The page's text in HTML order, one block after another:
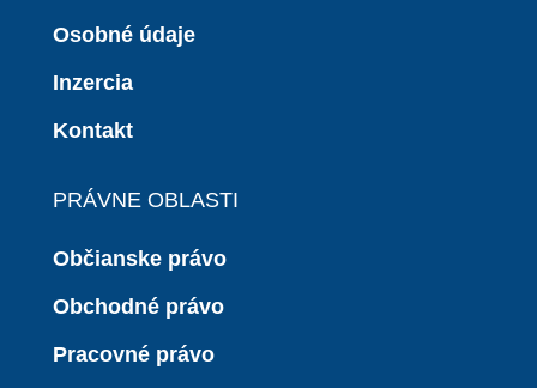
Osobné údaje
Inzercia
Kontakt
PRÁVNE OBLASTI
Občianske právo
Obchodné právo
Pracovné právo